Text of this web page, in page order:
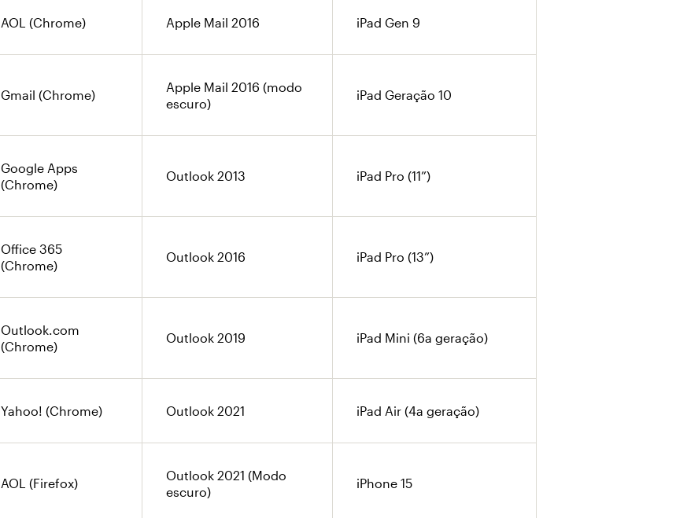
AOL (Chrome) Apple Mail 2016 iPad Gen 9
Gmail (Chrome)
Apple Mail 2016 (modo
escuro)
iPad Geração 10
Google Apps
(Chrome)
Outlook 2013 iPad Pro (11”)
Office 365
(Chrome)
Outlook 2016 iPad Pro (13”)
Outlook.com
(Chrome)
Outlook 2019 iPad Mini (6a geração)
Yahoo! (Chrome) Outlook 2021 iPad Air (4a geração)
AOL (Firefox)
Outlook 2021 (Modo
escuro)
iPhone 15